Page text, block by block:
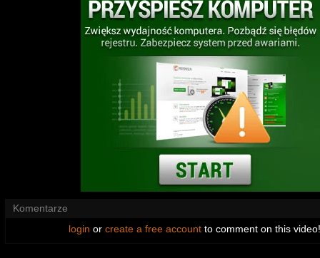
Komentarze
login or create a free accountto comment on this video!